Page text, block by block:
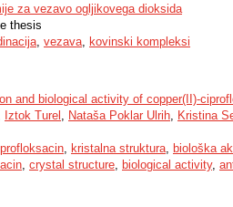
za vezavo ogljikovega dioksida
thesis
, vezava, kovinski kompleksi
and biological activity of copper(II)-
Iztok Turel , Nataša Poklar Ulrih, Kristina
, kristalna struktura, biološka
, crystal structure, biological activity,